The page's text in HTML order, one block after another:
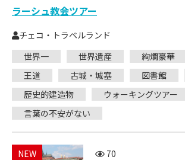
ラーシュ教会ツアー
チェコ・トラベルランド
世界一
世界遺産 絢爛豪華
王道
古城・城塞 図書館
歴史的建造物
ウォーキングツアー
言葉の不安がない
NEW
70